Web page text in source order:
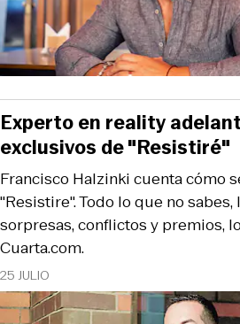
25 JULIO
Francisco Halzinki cuenta cómo
"Resistire". Todo lo que no
sorpresas, conflictos y premios,
Cuarta.com.
Experto en reality
exclusivos de "Resistiré"